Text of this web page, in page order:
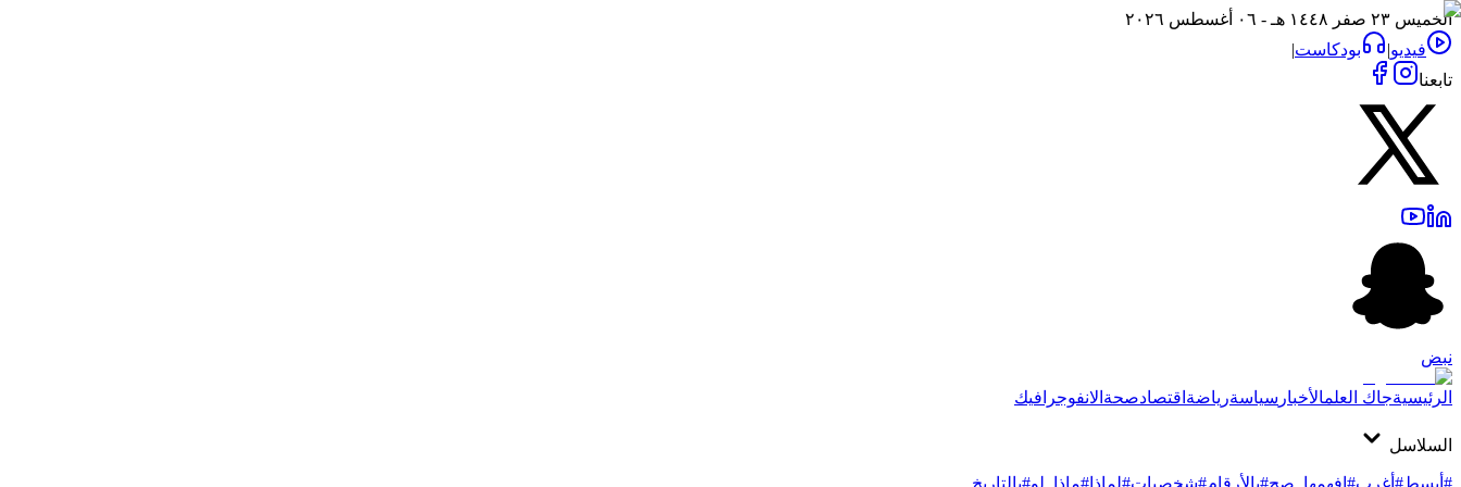
الخميس ٢٣ صفر ١٤٤٨ هـ - ٠٦ أغسطس ٢٠٢٦
فيديو| بودكاست|
تابعنا
نبض
الرئيسيةجاك العلمالأخبار سياسةرياضة اقتصادصحة الانفوجرافيك
السلاسل
#أبسط#أغرب#افهمها_صح#بالأرقام#شخصيات#لماذا #ماذا_لو#بالتاريخ